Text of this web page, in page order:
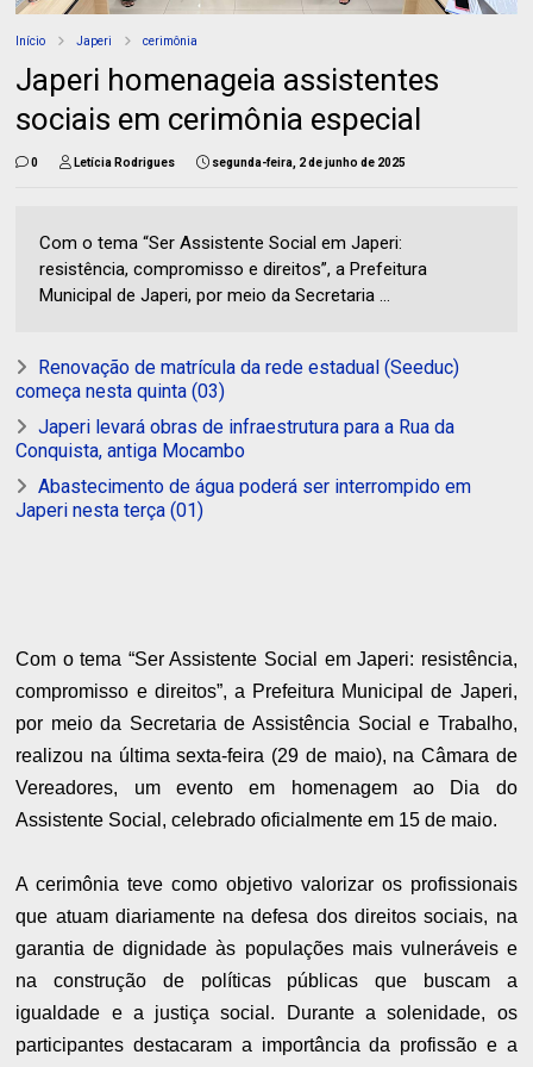
Início Japeri cerimônia
Japeri homenageia assistentes
sociais em cerimônia especial
0 Letícia Rodrigues segunda-feira, 2 de junho de 2025
Com o tema “Ser Assistente Social em Japeri:
resistência, compromisso e direitos”, a Prefeitura
Municipal de Japeri, por meio da Secretaria ...
Renovação de matrícula da rede estadual (Seeduc)
começa nesta quinta (03)
Japeri levará obras de infraestrutura para a Rua da
Conquista, antiga Mocambo
Abastecimento de água poderá ser interrompido em
Japeri nesta terça (01)
Com o tema “Ser Assistente Social em Japeri: resistência,
compromisso e direitos”, a Prefeitura Municipal de Japeri,
por meio da Secretaria de Assistência Social e Trabalho,
realizou na última sexta-feira (29 de maio), na Câmara de
Vereadores, um evento em homenagem ao Dia do
Assistente Social, celebrado oficialmente em 15 de maio.
A cerimônia teve como objetivo valorizar os profissionais
que atuam diariamente na defesa dos direitos sociais, na
garantia de dignidade às populações mais vulneráveis e
na construção de políticas públicas que buscam a
igualdade e a justiça social. Durante a solenidade, os
participantes destacaram a importância da profissão e a